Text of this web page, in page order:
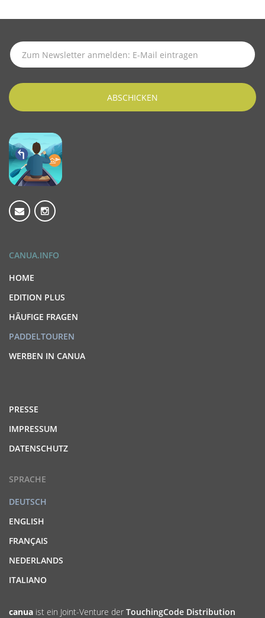
SUBSCRIBE TO LATEST NEWS
ABSCHICKEN
CANUA.INFO
HOME
EDITION PLUS
HÄUFIGE FRAGEN
PADDELTOUREN
WERBEN IN CANUA
PRESSE
IMPRESSUM
DATENSCHUTZ
SPRACHE
DEUTSCH
ENGLISH
FRANÇAIS
NEDERLANDS
ITALIANO
canua ist ein Joint-Venture der TouchingCode Distribution